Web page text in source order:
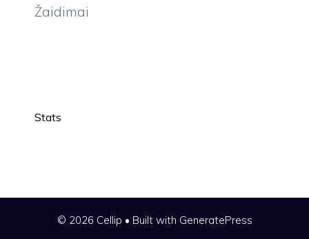
Žaidimai
Stats
© 2026 Cellip • Built with GeneratePress